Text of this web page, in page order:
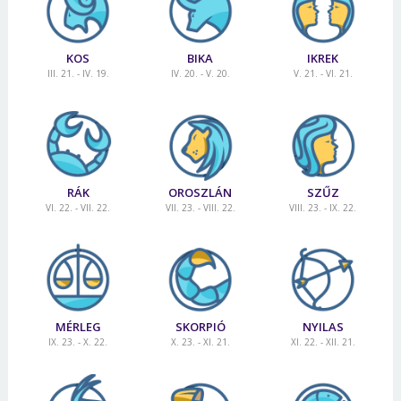
KOS
III. 21. - IV. 19.
BIKA
IV. 20. - V. 20.
IKREK
V. 21. - VI. 21.
RÁK
VI. 22. - VII. 22.
OROSZLÁN
VII. 23. - VIII. 22.
SZŰZ
VIII. 23. - IX. 22.
MÉRLEG
IX. 23. - X. 22.
SKORPIÓ
X. 23. - XI. 21.
NYILAS
XI. 22. - XII. 21.